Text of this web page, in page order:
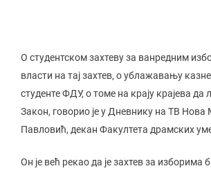
О студентском захтеву за ванредним
власти на тај захтев, о ублажавању
студенте ФДУ, о томе на крају крајева да
Закон, говорио је у Дневнику на ТВ
Павловић, декан Факултета драмских
Он је већ рекао да је захтев за изборима